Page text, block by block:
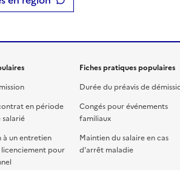
en période
salarié
un entretien
pour
Fiches pratiques populaires
Durée du préavis de
Congés pour événements
familiaux
Maintien du salaire en cas
d'arrêt maladie